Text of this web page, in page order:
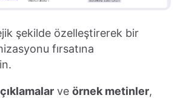
şekilde özelleştirerek bir
fırsatına
ve örnek metinler,